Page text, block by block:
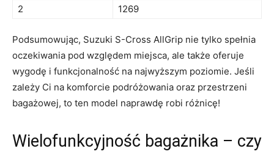
2
1269
Podsumowując, Suzuki ⁤S-Cross AllGrip nie tylko spełnia⁣
oczekiwania pod względem ⁤miejsca, ale także oferuje
wygodę i funkcjonalność na najwyższym poziomie. Jeśli
zależy⁤ Ci na komforcie podróżowania oraz ‍przestrzeni
bagażowej, to ten model naprawdę robi różnicę!
Wielofunkcyjność bagażnika – czy⁣